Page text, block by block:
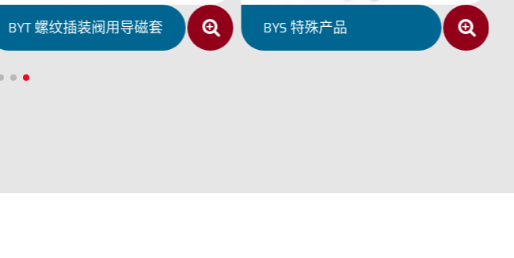
BYZ 直流湿式阀用电磁铁 BYJ 交流湿式阀用电磁铁